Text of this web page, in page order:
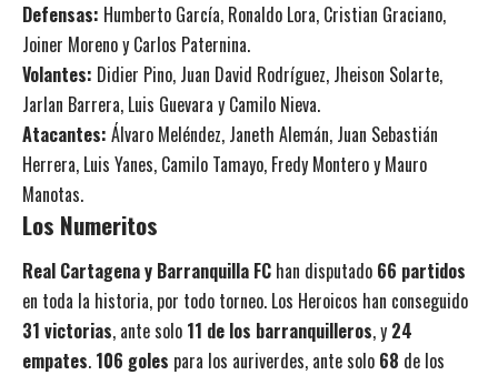
Defensas: Humberto García, Ronaldo Lora, Cristian Graciano,
Joiner Moreno y Carlos Paternina.
Volantes: Didier Pino, Juan David Rodríguez, Jheison Solarte,
Jarlan Barrera, Luis Guevara y Camilo Nieva.
Atacantes: Álvaro Meléndez, Janeth Alemán, Juan Sebastián
Herrera, Luis Yanes, Camilo Tamayo, Fredy Montero y Mauro
Manotas.
Los Numeritos
Real Cartagena y Barranquilla FC han disputado 66 partidos
en toda la historia, por todo torneo. Los Heroicos han conseguido
31 victorias, ante solo 11 de los barranquilleros, y 24
empates. 106 goles para los auriverdes, ante solo 68 de los